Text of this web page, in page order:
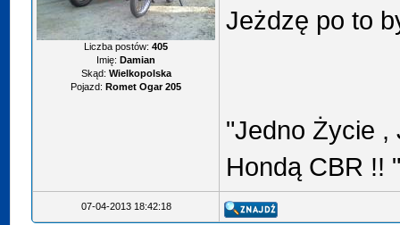
Liczba postów:405
Imię: Damian
Skąd: Wielkopolska
Pojazd: Romet Ogar 205
Jeżdzę po to
"Jedno Życie ,
Hondą CBR !!
07-04-2013 18:42:18